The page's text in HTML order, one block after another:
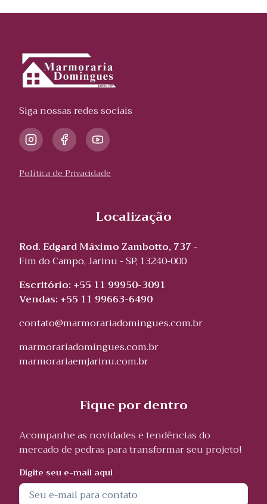
Siga nossas redes sociais
Política de Privacidade
Localização
Rod. Edgard Máximo Zambotto, 737 -
Fim do Campo, Jarinu - SP, 13240-000
Escritório: +55 11 99950-3091
Vendas: +55 11 99663-6490
contato@marmorariadomingues.com.br
marmorariadomingues.com.br
marmorariaemjarinu.com.br
Fique por dentro
Acompanhe as novidades e tendências do
mercado de pedras para transformar seu projeto!
Digite seu e-mail aqui